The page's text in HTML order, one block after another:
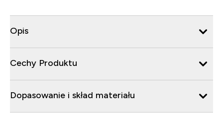
Opis
Cechy Produktu
Dopasowanie i skład materiału